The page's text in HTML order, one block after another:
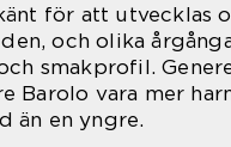
för att utvecklas
och olika
smakprofil.
Barolo vara mer
än en yngre.